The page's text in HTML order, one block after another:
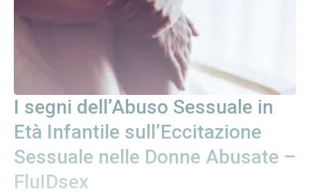
I segni dell’Abuso Sessuale in
Età Infantile sull’Eccitazione
Sessuale nelle Donne Abusate –
FluIDsex